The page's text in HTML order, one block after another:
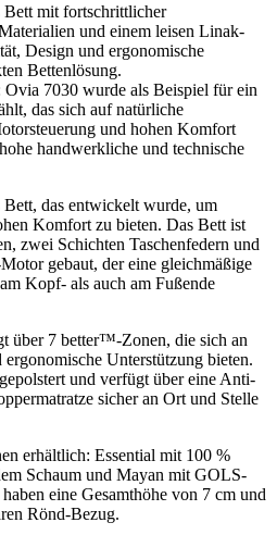
Bett mit fortschrittlicher
und einem leisen Linak-
Design und ergonomische
Bettenlösung.
Ovia 7030 wurde als Beispiel für ein
das sich auf natürliche
und hohen Komfort
handwerkliche und technische
das entwickelt wurde, um
Komfort zu bieten. Das Bett ist
zwei Schichten Taschenfedern und
gebaut, der eine gleichmäßige
Kopf- als auch am Fußende
über 7 better™-Zonen, die sich an
Unterstützung bieten.
und verfügt über eine Anti-
sicher an Ort und Stelle
erhältlich: Essential mit 100 %
Schaum und Mayan mit GOLS-
eine Gesamthöhe von 7 cm und
Rönd-Bezug.